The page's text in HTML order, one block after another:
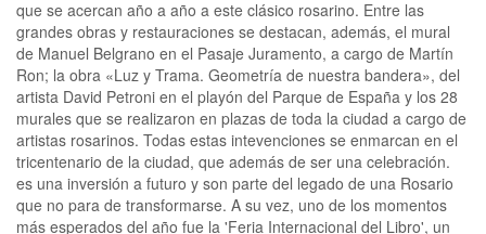
que se acercan año a año a este clásico rosarino. Entre las
grandes obras y restauraciones se destacan, además, el mural
de Manuel Belgrano en el Pasaje Juramento, a cargo de Martín
Ron; la obra «Luz y Trama. Geometría de nuestra bandera», del
artista David Petroni en el playón del Parque de España y los 28
murales que se realizaron en plazas de toda la ciudad a cargo de
artistas rosarinos. Todas estas intevenciones se enmarcan en el
tricentenario de la ciudad, que además de ser una celebración.
es una inversión a futuro y son parte del legado de una Rosario
que no para de transformarse. A su vez, uno de los momentos
más esperados del año fue la 'Feria Internacional del Libro', un